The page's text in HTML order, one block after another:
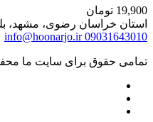
19,900 تومان
استان خراسان رضوی، مشهد،
09031643010
info@hoonarjo.ir
تمامی حقوق برای سایت ما